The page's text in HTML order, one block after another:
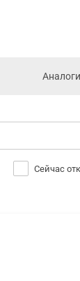
Аналоги
Сейчас